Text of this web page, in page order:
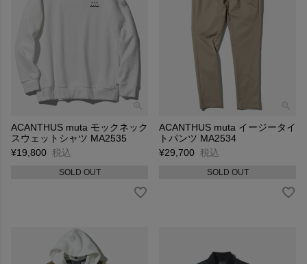
ACANTHUS muta モックネック
スウェットシャツ MA2535
¥19,800 税込
SOLD OUT
ACANTHUS muta イージータイ
トパンツ MA2534
¥29,700 税込
SOLD OUT